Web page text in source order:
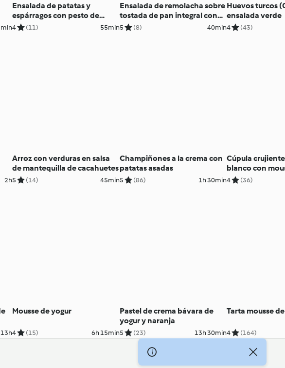
Ensalada de patatas y
espárragos con pesto de
eneldo
4 (11) 55min
Ensalada de remolacha sobre
tostada de pan integral con
queso frito
5 (8) 40min
Huevos turcos
ensalada verde
4 (43)
2h
Arroz con verduras en salsa
de mantequilla de cacahuetes
5 (14) 45min
Champiñones a la crema con
patatas asadas
5 (86) 1h 30min
Cúpula
blanco con
rojos y corazón
4 (36)
13h
Mousse de yogur
4 (15) 6h 15min
Pastel de crema bávara de
yogur y naranja
5 (23) 13h 30min
Tarta mousse
4 (164)